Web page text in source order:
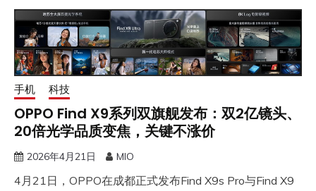
手机 科技
OPPO Find X9系列双旗舰发布：双2亿镜头、
20倍光学品质变焦，关键不涨价
2026年4月21日 MIO
​4月21日，OPPO在成都正式发布Find X9s Pro与Find X9